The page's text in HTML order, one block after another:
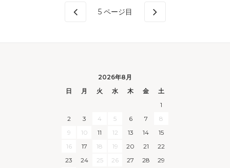
5 ページ目
2026年8月
日
月 火 水 木 金
土
1
2
3 4 5 6 7
8
9
10 11 12 13 14
15
16
17 18 19 20 21
22
23
24 25 26 27 28
29